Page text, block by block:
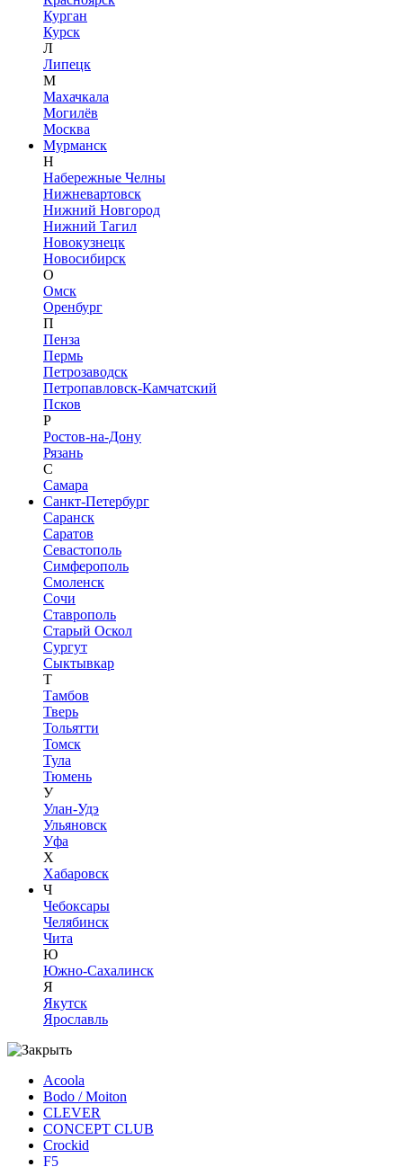
Курган
Курск
Л
Липецк
М
Махачкала
Могилёв
Москва
Мурманск
Н
Набережные Челны
Нижневартовск
Нижний Новгород
Нижний Тагил
Новокузнецк
Новосибирск
О
Омск
Оренбург
П
Пенза
Пермь
Петрозаводск
Петропавловск-Камчатский
Псков
Р
Ростов-на-Дону
Рязань
С
Самара
Санкт-Петербург
Саранск
Саратов
Севастополь
Симферополь
Смоленск
Сочи
Ставрополь
Старый Оскол
Сургут
Сыктывкар
Т
Тамбов
Тверь
Тольятти
Томск
Тула
Тюмень
У
Улан-Удэ
Ульяновск
Уфа
Х
Хабаровск
Ч
Чебоксары
Челябинск
Чита
Ю
Южно-Сахалинск
Я
Якутск
Ярославль
Acoola
Bodo / Moiton
CLEVER
CONCEPT CLUB
Crockid
F5